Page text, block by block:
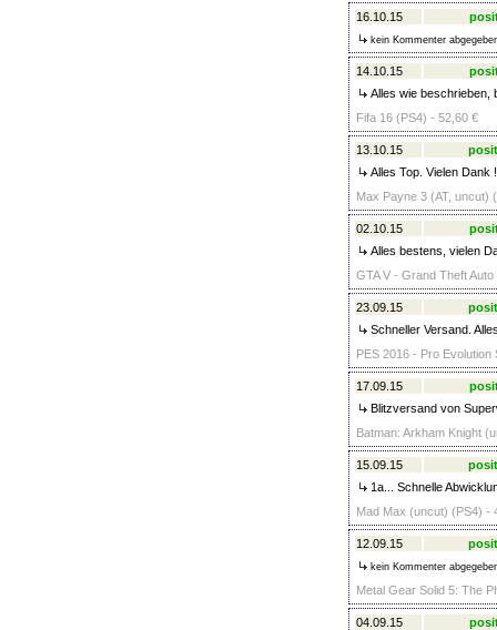
16.10.15
kein Kommenter
14.10.15
Alles wie beschrieben,
Fifa 16 (PS4) - 52,60 €
13.10.15
Alles Top. Vielen Dank
Max Payne 3 (AT, uncut)
02.10.15
Alles bestens, vielen
GTA V - Grand Theft
23.09.15
Schneller Versand.
PES 2016 - Pro
17.09.15
Blitzversand von
Batman: Arkham Knight
15.09.15
1a... Schnelle
Mad Max (uncut) (PS4) -
12.09.15
kein Kommenter
Metal Gear Solid 5: The
04.09.15